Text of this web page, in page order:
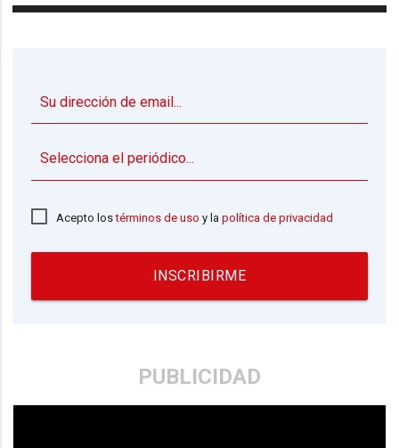
Acepto lostérminos de uso y lapolítica de privacidad
INSCRIBIRME
PUBLICIDAD